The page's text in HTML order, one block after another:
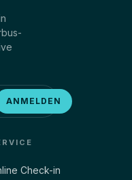
ANMELDEN
Check-in